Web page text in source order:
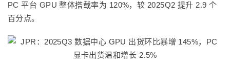
PC 平台 GPU 整体搭载率为 120%，较 2025Q2 提升 2.9 个
百分点。